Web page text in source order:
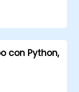
de
sobre
con Python,